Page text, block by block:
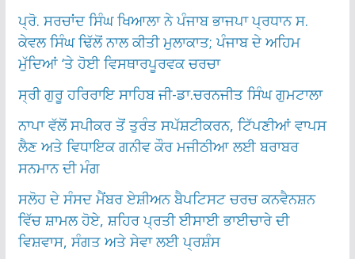
ਪ੍ਰੋ. ਸਰਚਾਂਦ ਸਿੰਘ ਖਿਆਲਾ ਨੇ ਪੰਜਾਬ ਭਾਜਪਾ ਪ੍ਰਧਾਨ ਸ.
ਕੇਵਲ ਸਿੰਘ ਢਿੱਲੋਂ ਨਾਲ ਕੀਤੀ ਮੁਲਾਕਾਤ; ਪੰਜਾਬ ਦੇ ਅਹਿਮ
ਮੁੱਦਿਆਂ ‘ਤੇ ਹੋਈ ਵਿਸਥਾਰਪੂਰਵਕ ਚਰਚਾ
ਸ੍ਰੀ ਗੁਰੂ ਹਰਿਰਾਇ ਸਾਹਿਬ ਜੀ-ਡਾ.ਚਰਨਜੀਤ ਸਿੰਘ ਗੁਮਟਾਲਾ
ਨਾਪਾ ਵੱਲੋਂ ਸਪੀਕਰ ਤੋਂ ਤੁਰੰਤ ਸਪੱਸ਼ਟੀਕਰਨ, ਟਿੱਪਣੀਆਂ ਵਾਪਸ
ਲੈਣ ਅਤੇ ਵਿਧਾਇਕ ਗਨੀਵ ਕੌਰ ਮਜੀਠੀਆ ਲਈ ਬਰਾਬਰ
ਸਨਮਾਨ ਦੀ ਮੰਗ
ਸਲੋਹ ਦੇ ਸੰਸਦ ਮੈਂਬਰ ਏਸ਼ੀਅਨ ਬੈਪਟਿਸਟ ਚਰਚ ਕਨਵੈਨਸ਼ਨ
ਵਿੱਚ ਸ਼ਾਮਲ ਹੋਏ, ਸ਼ਹਿਰ ਪ੍ਰਤੀ ਈਸਾਈ ਭਾਈਚਾਰੇ ਦੀ
ਵਿਸ਼ਵਾਸ, ਸੰਗਤ ਅਤੇ ਸੇਵਾ ਲਈ ਪ੍ਰਸ਼ੰਸ